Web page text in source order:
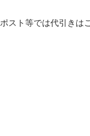
スト等では代引きは